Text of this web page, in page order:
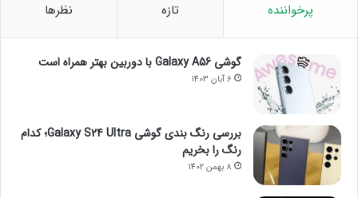
پرخواننده تازه نظرها
گوشی Galaxy A56 با دوربین بهتر همراه است
6 آبان 1403
بررسی رنگ بندی گوشی Galaxy S24 Ultra؛ کدام
رنگ را بخریم
8 بهمن 1402